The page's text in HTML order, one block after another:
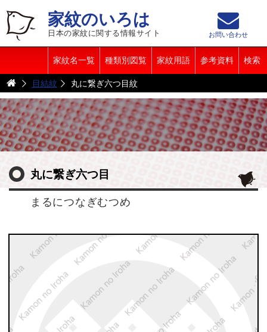
家紋のいろは
日本の家紋に関する情報サイト
家紋名一覧 種類別図覧 家紋用語 参考資料 検索
お問い合わせ
目結紋 丸に繋ぎ六つ目紋
丸に繋ぎ六つ目
まるにつなぎむつめ